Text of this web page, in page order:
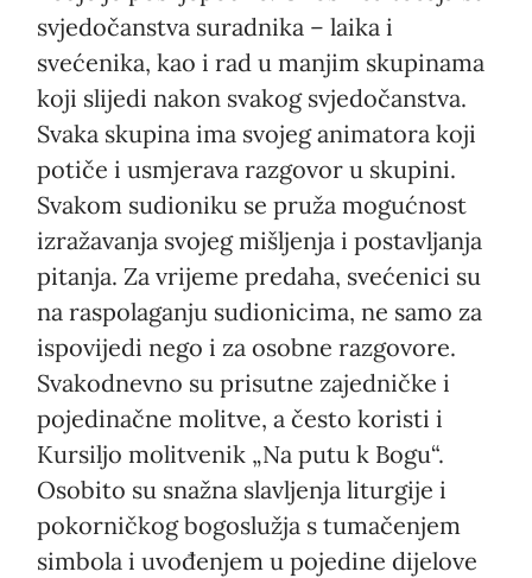
svjedočanstva suradnika – laika i
svećenika, kao i rad u manjim skupinama
koji slijedi nakon svakog svjedočanstva.
Svaka skupina ima svojeg animatora koji
potiče i usmjerava razgovor u skupini.
Svakom sudioniku se pruža mogućnost
izražavanja svojeg mišljenja i postavljanja
pitanja. Za vrijeme predaha, svećenici su
na raspolaganju sudionicima, ne samo za
ispovijedi nego i za osobne razgovore.
Svakodnevno su prisutne zajedničke i
pojedinačne molitve, a često koristi i
Kursiljo molitvenik „Na putu k Bogu“.
Osobito su snažna slavljenja liturgije i
pokorničkog bogoslužja s tumačenjem
simbola i uvođenjem u pojedine dijelove